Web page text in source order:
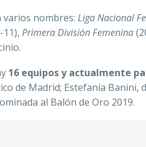
varios nombres: Liga Nacional
11), Primera División Femenina
16 equipos y actualmente
de Madrid; Estefanía Banini,
al Balón de Oro 2019.